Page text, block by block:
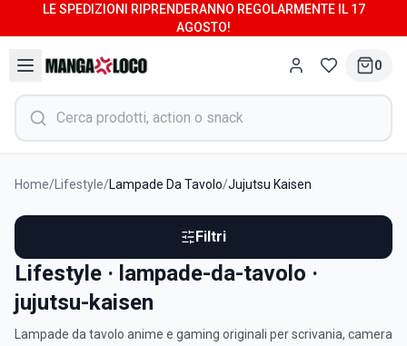
LE SPEDIZIONI RIPRENDERANNO REGOLARMENTE IL 17
AGOSTO!
0
Home/ Lifestyle/Lampade Da Tavolo/Jujutsu Kaisen
Filtri
Lifestyle · lampade-da-tavolo ·
jujutsu-kaisen
Lampade da tavolo anime e gaming originali per scrivania, camera